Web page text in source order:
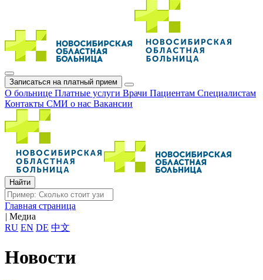
Записаться на платный прием
О больнице Платные услуги Врачи Пациентам Специалистам
Контакты СМИ о нас Вакансии
Главная страница
| Медиа
RU EN DE 中文
Новости